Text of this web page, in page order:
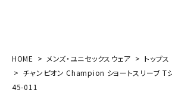
HOME メンズ・ユニセックスウェア
トップス
チャンピオン Champion ショートスリーブ T
45-011